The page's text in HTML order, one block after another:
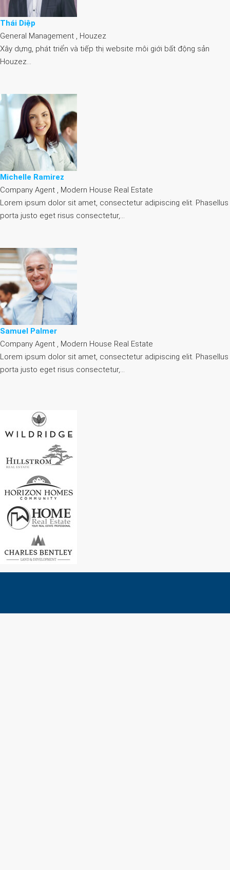
Thái Diệp
General Management , Houzez
Xây dựng, phát triển và tiếp thị website môi giới bất động sản
Houzez…
Michelle Ramirez
Company Agent , Modern House Real Estate
Lorem ipsum dolor sit amet, consectetur adipiscing elit. Phasellus
porta justo eget risus consectetur,…
Samuel Palmer
Company Agent , Modern House Real Estate
Lorem ipsum dolor sit amet, consectetur adipiscing elit. Phasellus
porta justo eget risus consectetur,…